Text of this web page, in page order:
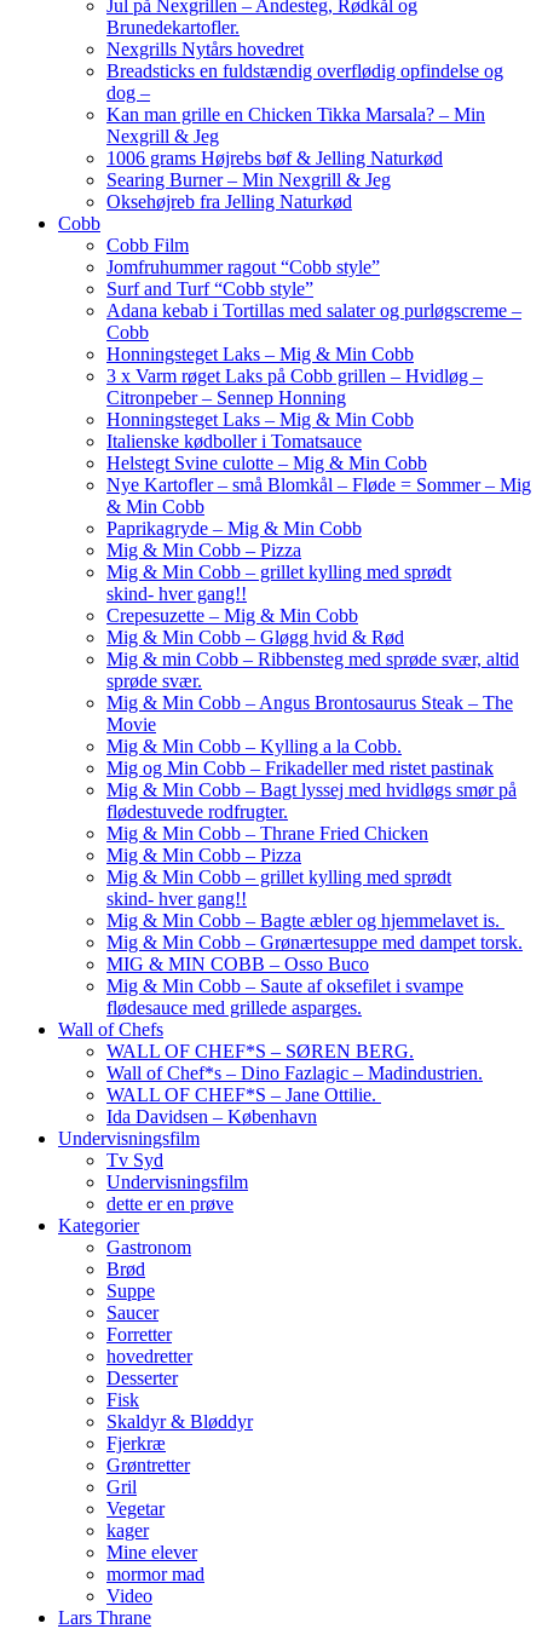
Jul på Nexgrillen – Andesteg, Rødkål og
Brunedekartofler.
Nexgrills Nytårs hovedret
Breadsticks en fuldstændig overflødig opfindelse og
dog –
Kan man grille en Chicken Tikka Marsala? – Min
Nexgrill & Jeg
1006 grams Højrebs bøf & Jelling Naturkød
Searing Burner – Min Nexgrill & Jeg
Oksehøjreb fra Jelling Naturkød
Cobb
Cobb Film
Jomfruhummer ragout “Cobb style”
Surf and Turf “Cobb style”
Adana kebab i Tortillas med salater og purløgscreme –
Cobb
Honningsteget Laks – Mig & Min Cobb
3 x Varm røget Laks på Cobb grillen – Hvidløg –
Citronpeber – Sennep Honning
Honningsteget Laks – Mig & Min Cobb
Italienske kødboller i Tomatsauce
Helstegt Svine culotte – Mig & Min Cobb
Nye Kartofler – små Blomkål – Fløde = Sommer – Mig
& Min Cobb
Paprikagryde – Mig & Min Cobb
Mig & Min Cobb – Pizza
Mig & Min Cobb – grillet kylling med sprødt
skind- hver gang!!
Crepesuzette – Mig & Min Cobb
Mig & Min Cobb – Gløgg hvid & Rød
Mig & min Cobb – Ribbensteg med sprøde svær, altid
sprøde svær.
Mig & Min Cobb – Angus Brontosaurus Steak – The
Movie
Mig & Min Cobb – Kylling a la Cobb.
Mig og Min Cobb – Frikadeller med ristet pastinak
Mig & Min Cobb – Bagt lyssej med hvidløgs smør på
flødestuvede rodfrugter.
Mig & Min Cobb – Thrane Fried Chicken
Mig & Min Cobb – Pizza
Mig & Min Cobb – grillet kylling med sprødt
skind- hver gang!!
Mig & Min Cobb – Bagte æbler og hjemmelavet is.
Mig & Min Cobb – Grønærtesuppe med dampet torsk.
MIG & MIN COBB – Osso Buco
Mig & Min Cobb – Saute af oksefilet i svampe
flødesauce med grillede asparges.
Wall of Chefs
WALL OF CHEF*S – SØREN BERG.
Wall of Chef*s – Dino Fazlagic – Madindustrien.
WALL OF CHEF*S – Jane Ottilie.
Ida Davidsen – København
Undervisningsfilm
Tv Syd
Undervisningsfilm
dette er en prøve
Kategorier
Gastronom
Brød
Suppe
Saucer
Forretter
hovedretter
Desserter
Fisk
Skaldyr & Bløddyr
Fjerkræ
Grøntretter
Gril
Vegetar
kager
Mine elever
mormor mad
Video
Lars Thrane